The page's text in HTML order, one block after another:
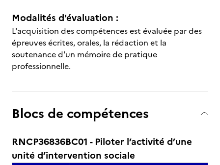
Modalités d'évaluation :
L'acquisition des compétences est évaluée par des
épreuves écrites, orales, la rédaction et la
soutenance d'un mémoire de pratique
professionnelle.
Blocs de compétences
RNCP36836BC01 - Piloter l’activité d’une
unité d’intervention sociale